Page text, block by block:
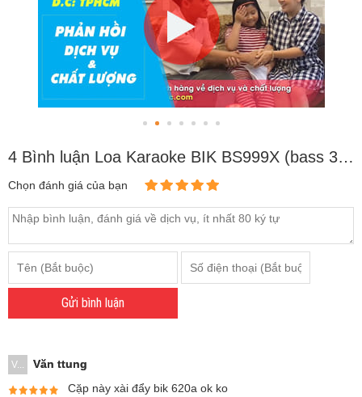
4 Bình luận Loa Karaoke BIK BS999X (bass 30cm)
Chọn đánh giá của bạn
Gửi bình luận
V...
Văn ttung
Cặp này xài đẩy bik 620a ok ko